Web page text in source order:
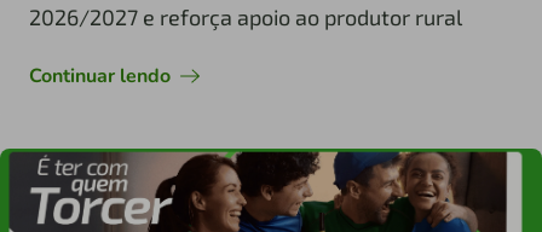
2026/2027 e reforça apoio ao produtor rural
Continuar lendo